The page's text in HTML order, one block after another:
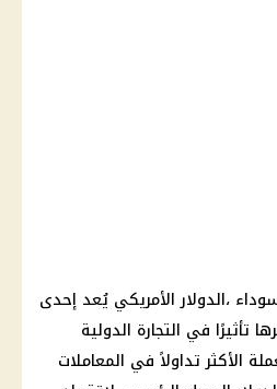
،الدولار الأمريكي يُعد إحدى
تأثيرًا في التجارة الدولية
الأكثر تداولاً في المعاملات